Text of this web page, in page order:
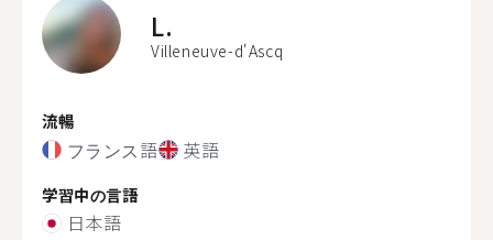
L.
Villeneuve-d'Ascq
流暢
フランス語 英語
学習中の言語
日本語